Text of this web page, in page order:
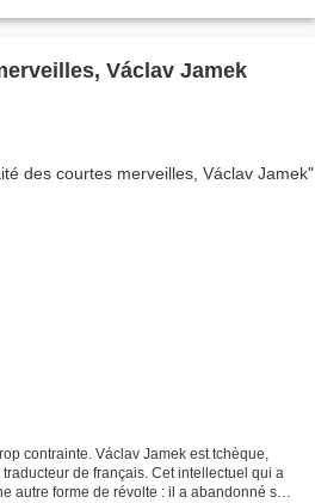
Václav Jamek
contrainte. Václav Jamek est tchèque,
de français. Cet intellectuel qui a
autre forme de révolte : il a abandonné sa